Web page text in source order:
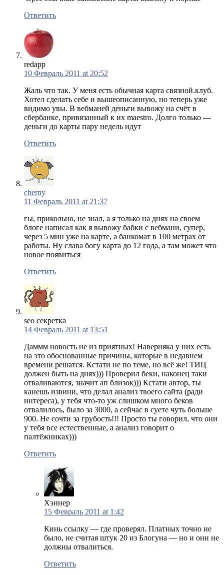
Ответить
redapp
10 Февраль 2011 at 20:52
Жаль что так. У меня есть обычная карта связной.клуб.
Хотел сделать себе и вышеописанную, но теперь уже
видимо увы. В вебманей деньги вывожу на счёт в
сбербанке, привязанный к их maestro. Долго только —
деньги до карты пару недель идут
Ответить
cherny
11 Февраль 2011 at 21:37
гы, прикольно, не знал, а я только на днях на своем
блоге написал как я вывожу бабки с вебмани, супер,
через 5 мин уже на карте, а банкомат в 100 метрах от
работы. Ну слава богу карта до 12 года, а там может что
новое появиться
Ответить
seo секретка
14 Февраль 2011 at 13:51
Даммм новость не из приятных! Наверняка у них есть
на это обоснованные причины, которые в недавнем
времени решатся. Кстати не по теме, но всё же! ТИЦ
должен быть на днях))) Проверил беки, наконец таки
отваливаются, значит ап близок))) Кстати автор, ты
канешь извини, что делал анализ твоего сайта (ради
интереса), у тебя что-то уж слишком много беков
отвалилось, было за 3000, а сейчас в суете чуть больше
900. Не сочти за грубость!!! Просто ты говорил, что они
у тебя все естественные, а анализ говорит о
палтёжниках)))
Ответить
Хэннер
15 Февраль 2011 at 1:42
Кинь ссылку — где проверял. Платных точно не
было, не считая штук 20 из Блогуна — но и они не
должны отвалиться.
Ответить